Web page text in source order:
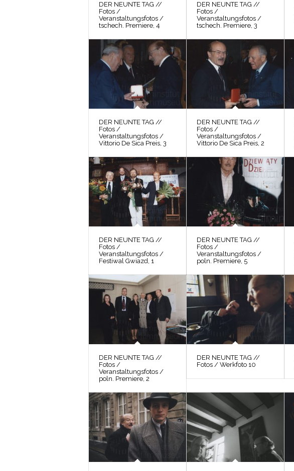
DER NEUNTE TAG //
Fotos /
Veranstaltungsfotos /
tschech. Premiere, 4
DER NEUNTE TAG //
Fotos /
Veranstaltungsfotos /
tschech. Premiere, 3
DER NEUNTE TAG //
Fotos /
Veranstaltungsfotos /
Vittorio De Sica Preis, 3
DER NEUNTE TAG //
Fotos /
Veranstaltungsfotos /
Vittorio De Sica Preis, 2
DER NEUNTE TAG //
Fotos /
Veranstaltungsfotos /
Festiwal Gwiazd, 1
DER NEUNTE TAG //
Fotos /
Veranstaltungsfotos /
poln. Premiere, 5
DER NEUNTE TAG //
Fotos /
Veranstaltungsfotos /
poln. Premiere, 2
DER NEUNTE TAG //
Fotos / Werkfoto 10